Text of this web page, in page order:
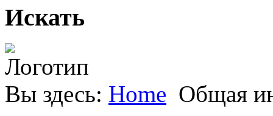
Искать
Вы здесь: Home Общая